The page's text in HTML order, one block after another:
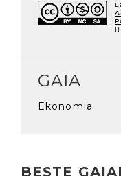
GAIA
Ekonomia
BESTE